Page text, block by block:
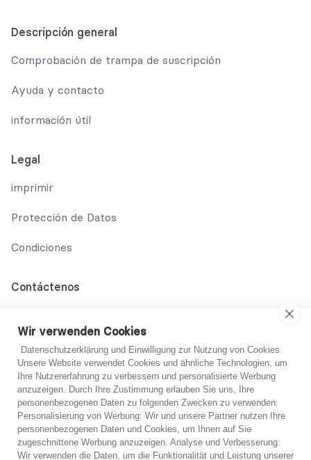
¿No estoy seguro?
Descripción general
Comprobación de trampa de suscripción
Ayuda y contacto
información útil
Legal
imprimir
Protección de Datos
Condiciones
Contáctenos
support@abo-hilfe.de
© 2021 abo-hilfe.de
*Nota: abo-hilfe.de sirve como sitio web informativo. El
consumidor recibe información y consejos y trucos sobre el
Wir verwenden Cookies
Datenschutzerklärung und Einwilligung zur Nutzung von Cookies
Unsere Website verwendet Cookies und ähnliche Technologien, um
Ihre Nutzererfahrung zu verbessern und personalisierte Werbung
anzuzeigen. Durch Ihre Zustimmung erlauben Sie uns, Ihre
personenbezogenen Daten zu folgenden Zwecken zu verwenden:
Personalisierung von Werbung: Wir und unsere Partner nutzen Ihre
personenbezogenen Daten und Cookies, um Ihnen auf Sie
zugeschnittene Werbung anzuzeigen. Analyse und Verbesserung:
Wir verwenden die Daten, um die Funktionalität und Leistung unserer